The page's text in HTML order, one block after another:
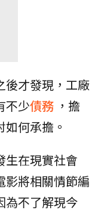
後才發現，工廠
不少債務 ，擔
何承擔。
生在現實社會
影將相關情節編
為不了解現今